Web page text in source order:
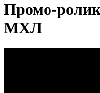
Промо-ролик
МХЛ